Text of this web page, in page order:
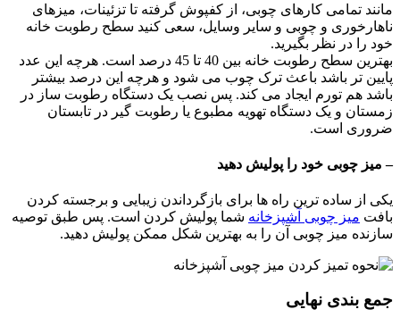
مانند تمامی کارهای چوبی، از کفپوش گرفته تا تزئینات، میزهای
ناهارخوری و چوبی و سایر وسایل، سعی کنید سطح رطوبت خانه
خود را در نظر بگیرید.
بهترین سطح رطوبت خانه بین 40 تا 45 درصد است. هرچه این عدد
پایین تر باشد باعث ترک چوب می شود و هرچه این درصد بیشتر
باشد هم تورم ایجاد می کند. پس نصب یک دستگاه رطوبت ساز در
زمستان و یک دستگاه تهویه مطبوع یا رطوبت گیر در تابستان
ضروری است.
– میز چوبی خود را پولیش دهید
یکی از ساده ترین راه ها برای بازگرداندن زیبایی و برجسته کردن
بافت میز چوبی آشپزخانه شما پولیش کردن است. پس طبق توصیه
سازنده میز چوبی آن را به بهترین شکل ممکن پولیش دهید.
جمع بندی نهایی